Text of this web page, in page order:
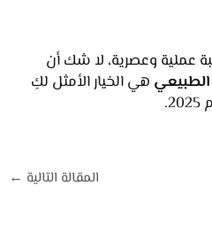
عملية وعصرية، لا شك أن
هي الخيار الأمثل لكِ
المقالة التالية ←